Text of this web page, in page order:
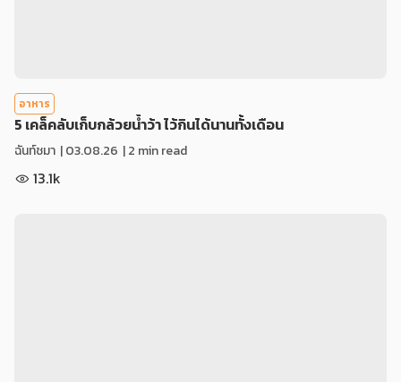
อาหาร
5 เคล็คลับเก็บกล้วยน้ำว้า ไว้กินได้นานทั้งเดือน
ฉันท์ชมา |03.08.26 | 2 min read
13.1k